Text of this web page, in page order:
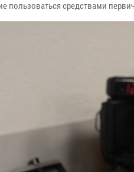
пользоваться средствами